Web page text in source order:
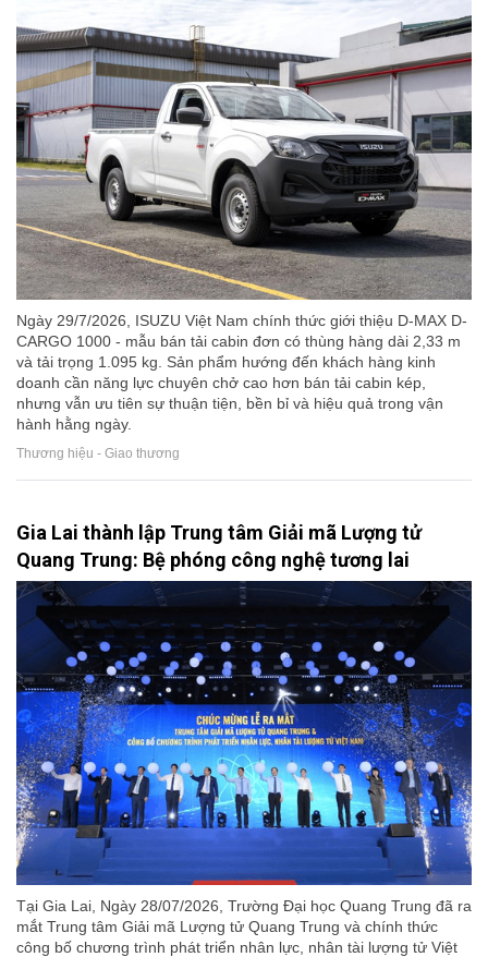
Ngày 29/7/2026, ISUZU Việt Nam chính thức giới thiệu D-MAX D-
CARGO 1000 - mẫu bán tải cabin đơn có thùng hàng dài 2,33 m
và tải trọng 1.095 kg. Sản phẩm hướng đến khách hàng kinh
doanh cần năng lực chuyên chở cao hơn bán tải cabin kép,
nhưng vẫn ưu tiên sự thuận tiện, bền bỉ và hiệu quả trong vận
hành hằng ngày.
Thương hiệu - Giao thương
Gia Lai thành lập Trung tâm Giải mã Lượng tử
Quang Trung: Bệ phóng công nghệ tương lai
Tại Gia Lai, Ngày 28/07/2026, Trường Đại học Quang Trung đã ra
mắt Trung tâm Giải mã Lượng tử Quang Trung và chính thức
công bố chương trình phát triển nhân lực, nhân tài lượng tử Việt